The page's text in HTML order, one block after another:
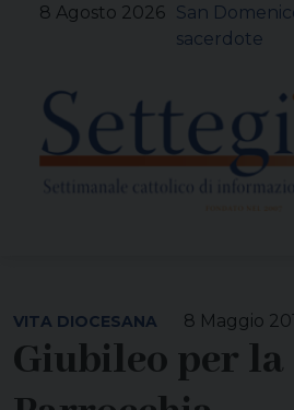
8 Agosto 2026 San
sacerdote
8 Maggio
VITA DIOCESANA
Giubileo per la